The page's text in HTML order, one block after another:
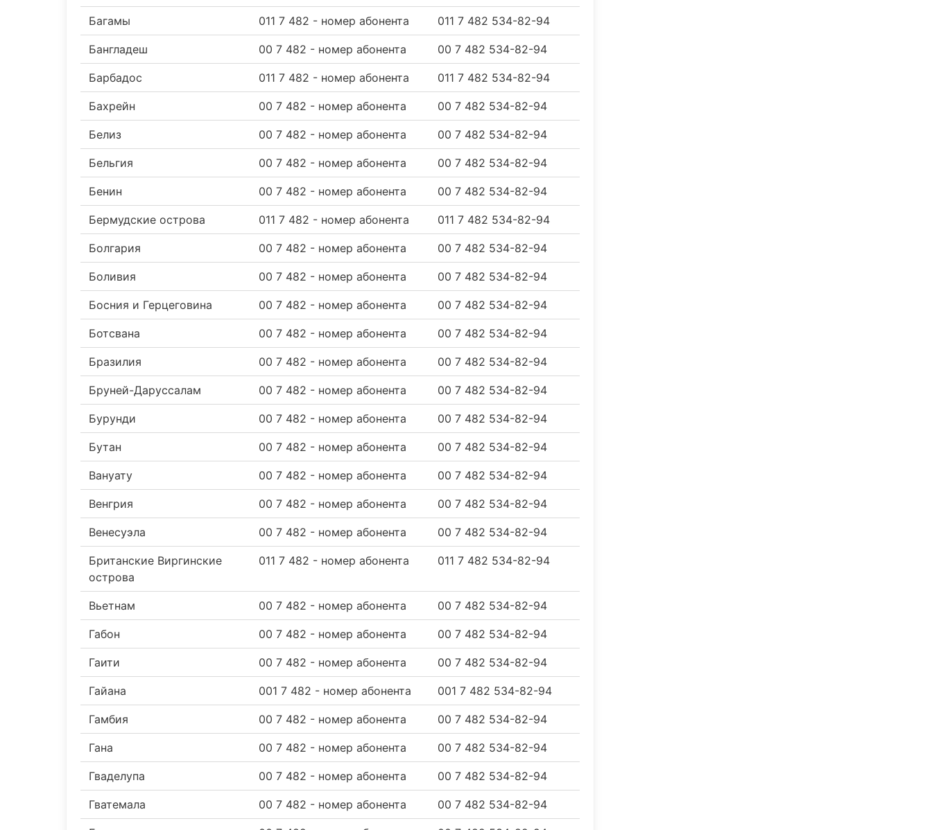
Багамы 011 7 482 - номер абонента 011 7 482 534-82-94
Бангладеш 00 7 482 - номер абонента 00 7 482 534-82-94
Барбадос 011 7 482 - номер абонента 011 7 482 534-82-94
Бахрейн 00 7 482 - номер абонента 00 7 482 534-82-94
Белиз 00 7 482 - номер абонента 00 7 482 534-82-94
Бельгия 00 7 482 - номер абонента 00 7 482 534-82-94
Бенин 00 7 482 - номер абонента 00 7 482 534-82-94
Бермудские острова 011 7 482 - номер абонента 011 7 482 534-82-94
Болгария 00 7 482 - номер абонента 00 7 482 534-82-94
Боливия 00 7 482 - номер абонента 00 7 482 534-82-94
Босния и Герцеговина 00 7 482 - номер абонента 00 7 482 534-82-94
Ботсвана 00 7 482 - номер абонента 00 7 482 534-82-94
Бразилия 00 7 482 - номер абонента 00 7 482 534-82-94
Бруней-Даруссалам 00 7 482 - номер абонента 00 7 482 534-82-94
Бурунди 00 7 482 - номер абонента 00 7 482 534-82-94
Бутан 00 7 482 - номер абонента 00 7 482 534-82-94
Вануату 00 7 482 - номер абонента 00 7 482 534-82-94
Венгрия 00 7 482 - номер абонента 00 7 482 534-82-94
Венесуэла 00 7 482 - номер абонента 00 7 482 534-82-94
Британские Виргинские
острова
011 7 482 - номер абонента 011 7 482 534-82-94
Вьетнам 00 7 482 - номер абонента 00 7 482 534-82-94
Габон 00 7 482 - номер абонента 00 7 482 534-82-94
Гаити 00 7 482 - номер абонента 00 7 482 534-82-94
Гайана 001 7 482 - номер абонента 001 7 482 534-82-94
Гамбия 00 7 482 - номер абонента 00 7 482 534-82-94
Гана 00 7 482 - номер абонента 00 7 482 534-82-94
Гваделупа 00 7 482 - номер абонента 00 7 482 534-82-94
Гватемала 00 7 482 - номер абонента 00 7 482 534-82-94